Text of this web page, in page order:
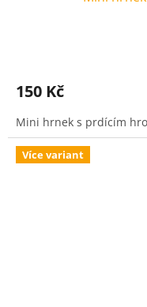
150 Kč
Mini hrnek s prdícím
Více variant